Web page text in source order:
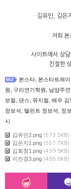
김유민, 김은
저희 본
사이트에서 상
친절한
본스타, 본스타트레
원, 구리연기학원, 남양주
보컬, 댄스, 뮤지컬, 배우 김
정보석, 탤런트 정보석, 정
시
김유민2.png (573.5KB)
김은지1.png (557.7KB)
김회창1.png (439.9KB)
이진경3.png (486.6KB)